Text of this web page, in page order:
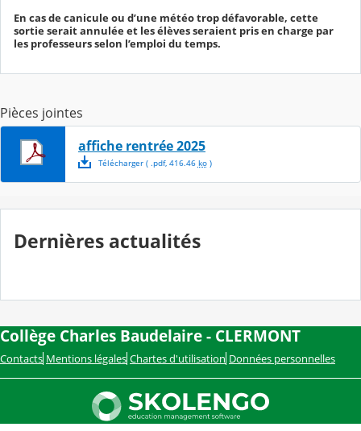
En cas de canicule ou d’une météo trop défavorable, cette
sortie serait annulée et les élèves seraient pris en charge par
les professeurs selon l’emploi du temps.
Pièces jointes
affiche rentrée 2025
Télécharger( .pdf, 416.46 ko)
Dernières actualités
Collège Charles Baudelaire - CLERMONT
Contacts Mentions légales Chartes d'utilisation Données personnelles